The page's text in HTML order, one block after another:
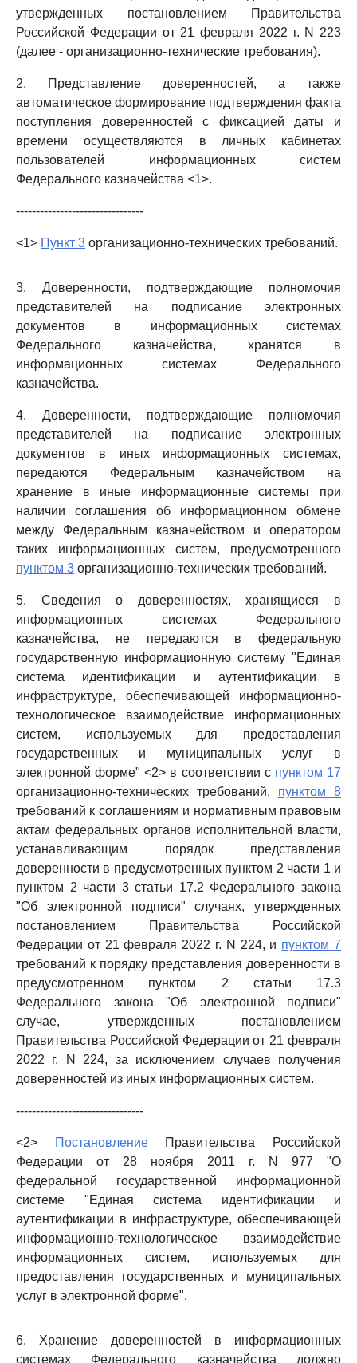
утвержденных постановлением Правительства
Российской Федерации от 21 февраля 2022 г. N 223
(далее - организационно-технические требования).
2. Представление доверенностей, а также
автоматическое формирование подтверждения факта
поступления доверенностей с фиксацией даты и
времени осуществляются в личных кабинетах
пользователей информационных систем
Федерального казначейства <1>.
--------------------------------
<1> Пункт 3 организационно-технических требований.
3. Доверенности, подтверждающие полномочия
представителей на подписание электронных
документов в информационных системах
Федерального казначейства, хранятся в
информационных системах Федерального
казначейства.
4. Доверенности, подтверждающие полномочия
представителей на подписание электронных
документов в иных информационных системах,
передаются Федеральным казначейством на
хранение в иные информационные системы при
наличии соглашения об информационном обмене
между Федеральным казначейством и оператором
таких информационных систем, предусмотренного
пунктом 3 организационно-технических требований.
5. Сведения о доверенностях, хранящиеся в
информационных системах Федерального
казначейства, не передаются в федеральную
государственную информационную систему "Единая
система идентификации и аутентификации в
инфраструктуре, обеспечивающей информационно-
технологическое взаимодействие информационных
систем, используемых для предоставления
государственных и муниципальных услуг в
электронной форме" <2> в соответствии с пунктом 17
организационно-технических требований, пунктом 8
требований к соглашениям и нормативным правовым
актам федеральных органов исполнительной власти,
устанавливающим порядок представления
доверенности в предусмотренных пунктом 2 части 1 и
пунктом 2 части 3 статьи 17.2 Федерального закона
"Об электронной подписи" случаях, утвержденных
постановлением Правительства Российской
Федерации от 21 февраля 2022 г. N 224, и пунктом 7
требований к порядку представления доверенности в
предусмотренном пунктом 2 статьи 17.3
Федерального закона "Об электронной подписи"
случае, утвержденных постановлением
Правительства Российской Федерации от 21 февраля
2022 г. N 224, за исключением случаев получения
доверенностей из иных информационных систем.
--------------------------------
<2> ПостановлениеПравительства Российской
Федерации от 28 ноября 2011 г. N 977 "О
федеральной государственной информационной
системе "Единая система идентификации и
аутентификации в инфраструктуре, обеспечивающей
информационно-технологическое взаимодействие
информационных систем, используемых для
предоставления государственных и муниципальных
услуг в электронной форме".
6. Хранение доверенностей в информационных
системах Федерального казначейства должно